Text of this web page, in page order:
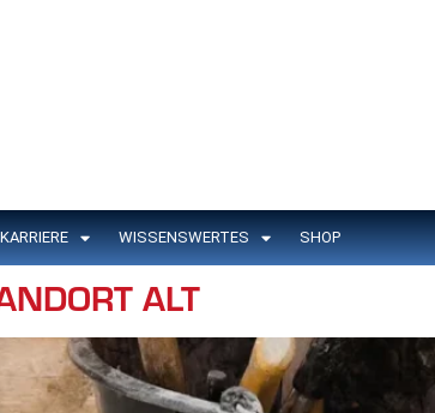
KARRIERE WISSENSWERTES SHOP
ALT